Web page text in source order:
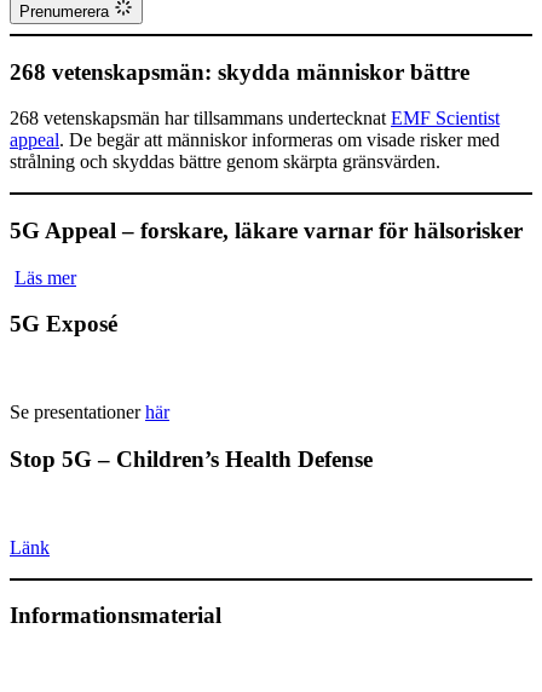
Prenumerera
268 vetenskapsmän: skydda människor bättre
268 vetenskapsmän har tillsammans undertecknat EMF Scientist
appeal. De begär att människor informeras om visade risker med
strålning och skyddas bättre genom skärpta gränsvärden.
5G Appeal – forskare, läkare varnar för hälsorisker
Läs mer
5G Exposé
Se presentationerhär
Stop 5G – Children’s Health Defense
Länk
Informationsmaterial